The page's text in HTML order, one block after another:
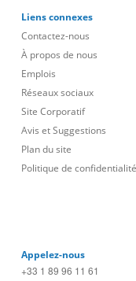
Liens connexes
Contactez-nous
À propos de nous
Emplois
Réseaux sociaux
Site Corporatif
Avis et Suggestions
Plan du site
Politique de confidentialité
Appelez-nous
+33 1 89 96 11 61